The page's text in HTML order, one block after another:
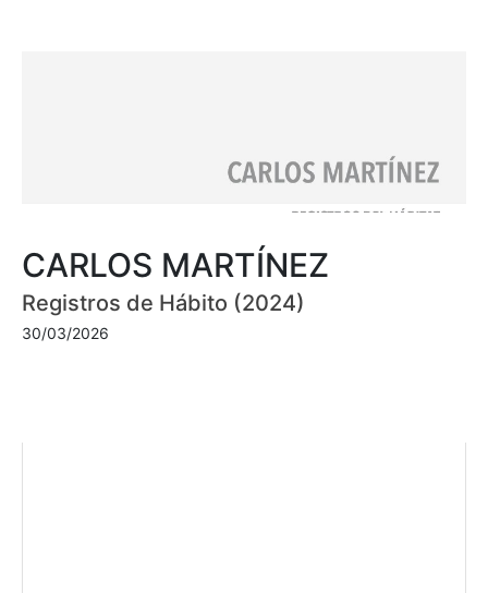
CARLOS MARTÍNEZ
Registros de Hábito (2024)
30/03/2026